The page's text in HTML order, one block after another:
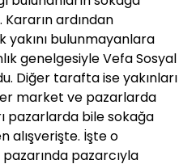
Kararın ardından
yakını bulunmayanlara
genelgesiyle Vefa Sosyal
Diğer tarafta ise yakınları
market ve pazarlarda
pazarlarda bile sokağa
alışverişte. İşte o
pazarcıyla